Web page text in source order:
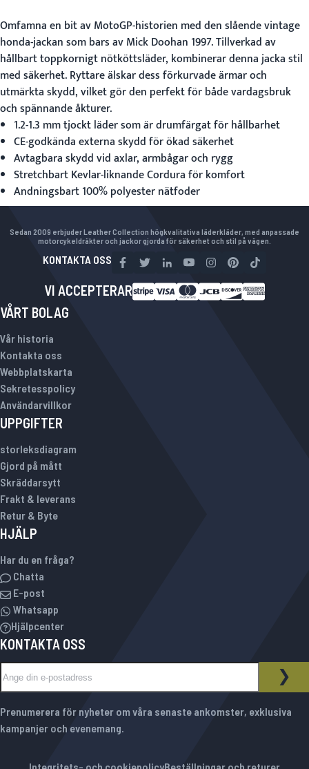
Omfamna en bit av MotoGP-historien med den slåendevintage
honda-jackansom bars av Mick Doohan 1997. Tillverkad av
hållbart toppkornigt nötköttsläder, kombinerar denna jacka stil
med säkerhet. Ryttare älskar dess förkurvade ärmar och
utmärkta skydd, vilket gör den perfekt för både vardagsbruk
och spännande åkturer.
1.2-1.3 mm tjockt läder som är drumfärgat för hållbarhet
CE-godkända externa skydd för ökad säkerhet
Avtagbara skydd vid axlar, armbågar och rygg
Stretchbart Kevlar-liknande Cordura för komfort
Andningsbart 100% polyester nätfoder
Sedan 2009 erbjuder Leather Collection högkvalitativa läderkläder, med anpassade
motorcykeldräkter och jackor gjorda för säkerhet och stil på vägen.
KONTAKTA OSS
VI ACCEPTERAR
VÅRT BOLAG
Vår historia
Kontakta oss
Webbplatskarta
Sekretesspolicy
Användarvillkor
UPPGIFTER
storleksdiagram
Gjord på mått
Skräddarsytt
Frakt & leverans
Retur & Byte
HJÄLP
Har du en fråga?
Chatta
E-post
Whatsapp
Hjälpcenter
KONTAKTA OSS
NYHETSBREV
Prenumerera för nyheter om våra senaste ankomster, exklusiva
kampanjer och evenemang.